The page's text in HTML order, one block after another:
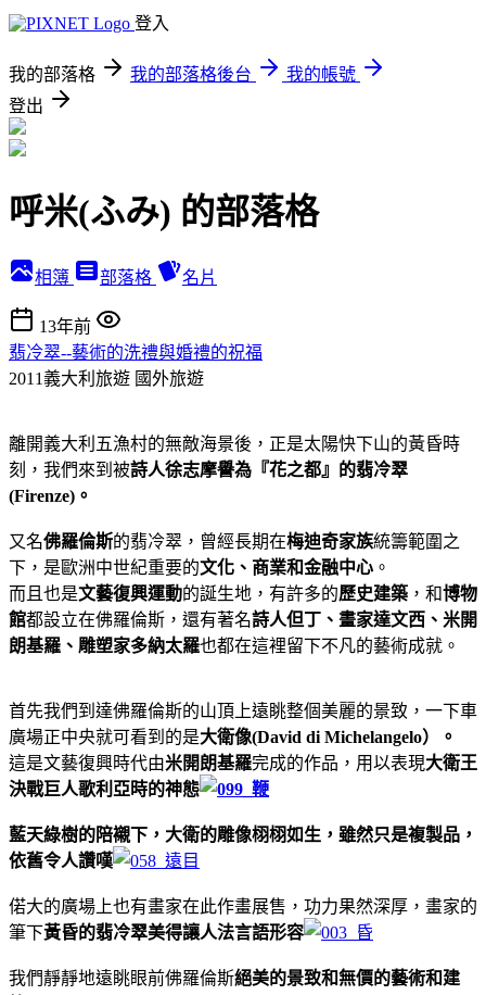
登入
我的部落格 我的部落格後台
我的帳號
登出
呼米(ふみ) 的部落格
相簿 部落格 名片
13年前
翡冷翠--藝術的洗禮與婚禮的祝福
2011義大利旅遊 國外旅遊
離開義大利五漁村的無敵海景後，正是太陽快下山的黃昏時
刻，我們來到被詩人徐志摩譽為『花之都』的翡冷翠
(Firenze)。
又名佛羅倫斯的翡冷翠，曾經長期在梅迪奇家族統籌範圍之
下，是歐洲中世紀重要的文化、商業和金融中心 。
而且也是文藝復興運動的誕生地，有許多的歷史建築 ，和博物
館都設立在佛羅倫斯，還有著名詩人但丁、畫家達文西、米開
朗基羅 、雕塑家多納太羅也都在這裡留下不凡的藝術成就。
首先我們到達佛羅倫斯的山頂上遠眺整個美麗的景致，一下車
廣場正中央就可看到的是大衛像(David di Michelangelo）。
這是文藝復興時代由米開朗基羅完成的作品，用以表現大衛王
決戰巨人歌利亞時的神態
藍天綠樹的陪襯下，大衛的雕像栩栩如生，雖然只是複製品，
依舊令人讚嘆
偌大的廣場上也有畫家在此作畫展售，功力果然深厚，畫家的
筆下黃昏的翡冷翠美得讓人法言語形容
我們靜靜地遠眺眼前佛羅倫斯絕美的景致和無價的藝術和建